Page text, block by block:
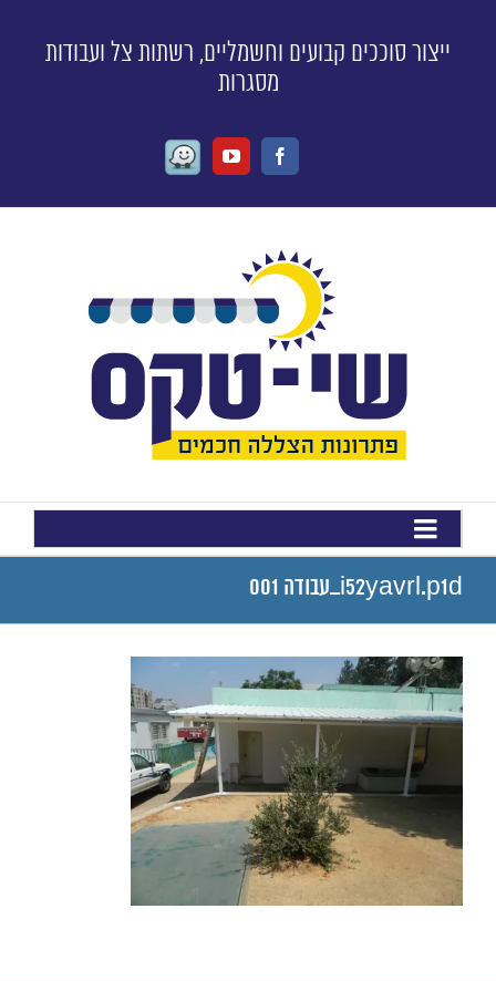
ייצור סוככים קבועים וחשמליים, רשתות צל ועבודות
מסגרות
Facebook
Youtube
Waze
i52yavrl.p1d_עבודה 001